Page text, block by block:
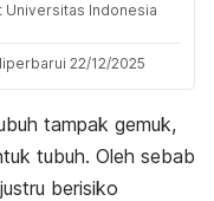
Universitas Indonesia
22/12/2025
tampak gemuk,
tubuh. Oleh sebab
berisiko